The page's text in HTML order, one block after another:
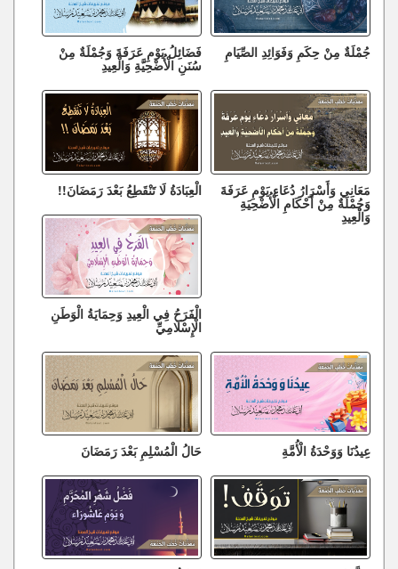
جُمْلَةٌ مِنْ حِكَمِ وَفَوَائِدِ الصِّيَامِ فَضَائِلُ يَوْمِ عَرَفَةَ وَجُمْلَةٌ مِنْ
سُنَنِ الْأُضْحِيَّةِ وَالْعِيدِ
مَعَانِي وَأَسْرَارُ دُعَاءِ يَوْمِ عَرَفَةَ
وَجُمْلَةٌ مِنْ أَحْكَامِ الْأُضْحِيَةِ
وَالْعِيدِ
الْعِبَادَةُ لَا تَنْقَطِعُ بَعْدَ رَمَضَانَ!!
الْفَرَحُ فِي الْعِيدِ وَحِمَايَةُ الْوَطَنِ
الْإِسْلَامِيِّ
عِيدُنَا وَوَحْدَةُ الْأُمَّةِ حَالُ الْمُسْلِمِ بَعْدَ رَمَضَانَ